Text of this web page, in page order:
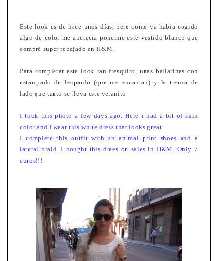
Este look es de hace unos días, pero como ya habia cogido
algo de color me apetecia ponerme este vestido blanco que
compré super rebajado en H&M.
Para completar este look tan fresquito, unas bailarinas con
estampado de leopardo (que me encantan) y la trenza de
lado que tanto se lleva este veranito.
I took this photo a few days ago. Here i had a bit of skin
color and i wear this white dress that looks great.
I complete this outfit with an animal print shoes and a
lateral braid. I bought this drees on sales in H&M. Only 7
euros!!!